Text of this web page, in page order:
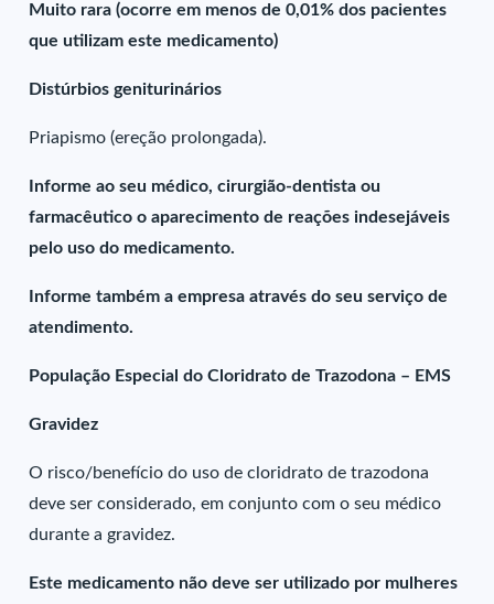
Muito rara (ocorre em menos de 0,01% dos pacientes
que utilizam este medicamento)
Distúrbios geniturinários
Priapismo (ereção prolongada).
Informe ao seu médico, cirurgião-dentista ou
farmacêutico o aparecimento de reações indesejáveis
pelo uso do medicamento.
Informe também a empresa através do seu serviço de
atendimento.
População Especial do Cloridrato de Trazodona – EMS
Gravidez
O risco/benefício do uso de cloridrato de trazodona
deve ser considerado, em conjunto com o seu médico
durante a gravidez.
Este medicamento não deve ser utilizado por mulheres